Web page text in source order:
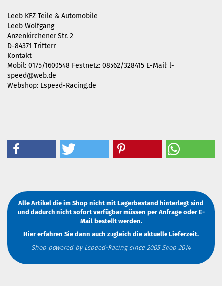
Leeb KFZ Teile & Automobile
Leeb Wolfgang
Anzenkirchener Str. 2
D-84371 Triftern
Kontakt
Mobil: 0175/1600548 Festnetz: 08562/328415 E-Mail: l-
speed@web.de
Webshop: Lspeed-Racing.de
Alle Artikel die im Shop nicht mit Lagerbestand hinterlegt sind
und dadurch nicht sofort verfügbar müssen per AnfrageoderE-
Mailbestellt werden.
Hier erfahren Sie dann auch zugleich die aktuelle Lieferzeit.
Shop powered by Lspeed-Racing since 2005 Shop 2014